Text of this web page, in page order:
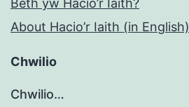
Beth yw Hacio’r Iaith?
About Hacio’r Iaith (in English)
Chwilio
Chwilio…